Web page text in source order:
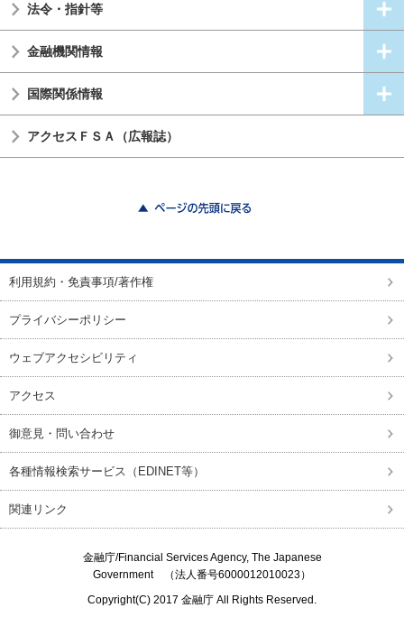
法令・指針等
金融機関情報
国際関係情報
アクセスＦＳＡ（広報誌）
利用規約・免責事項/著作権
プライバシーポリシー
ウェブアクセシビリティ
アクセス
御意見・問い合わせ
各種情報検索サービス（EDINET等）
関連リンク
金融庁/Financial Services Agency, The Japanese
Government（法人番号6000012010023）
Copyright(C) 2017 金融庁 All Rights Reserved.